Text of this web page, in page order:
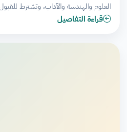
العلوم والهندسة والآداب، وتشترط
قراءة التفاصيل